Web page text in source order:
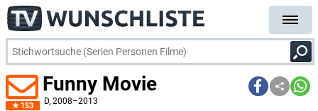
153
Funny Movie
D, 2008–2013